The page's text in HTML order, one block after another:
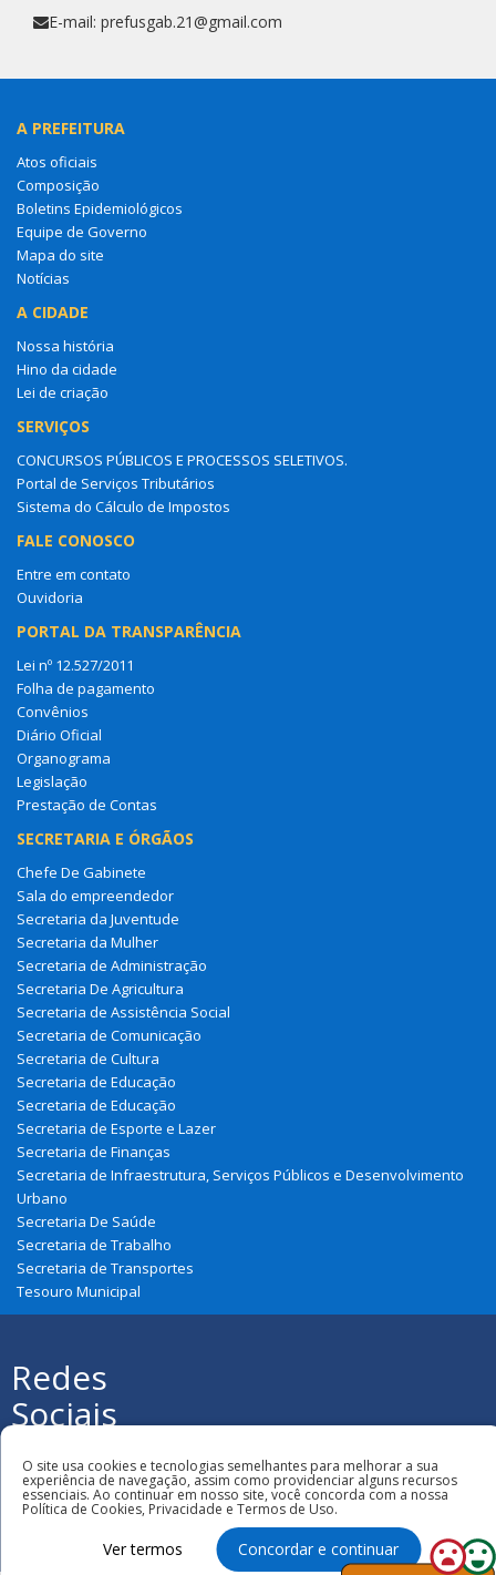
E-mail: prefusgab.21@gmail.com
A PREFEITURA
Atos oficiais
Composição
Boletins Epidemiológicos
Equipe de Governo
Mapa do site
Notícias
A CIDADE
Nossa história
Hino da cidade
Lei de criação
SERVIÇOS
CONCURSOS PÚBLICOS E PROCESSOS SELETIVOS.
Portal de Serviços Tributários
Sistema do Cálculo de Impostos
FALE CONOSCO
Entre em contato
Ouvidoria
PORTAL DA TRANSPARÊNCIA
Lei nº 12.527/2011
Folha de pagamento
Convênios
Diário Oficial
Organograma
Legislação
Prestação de Contas
SECRETARIA E ÓRGÃOS
Chefe De Gabinete
Sala do empreendedor
Secretaria da Juventude
Secretaria da Mulher
Secretaria de Administração
Secretaria De Agricultura
Secretaria de Assistência Social
Secretaria de Comunicação
Secretaria de Cultura
Secretaria de Educação
Secretaria de Educação
Secretaria de Esporte e Lazer
Secretaria de Finanças
Secretaria de Infraestrutura, Serviços Públicos e Desenvolvimento
Urbano
Secretaria De Saúde
Secretaria de Trabalho
Secretaria de Transportes
Tesouro Municipal
Redes
Sociais
O site usa cookies e tecnologias semelhantes para melhorar a sua
experiência de navegação, assim como providenciar alguns recursos
essenciais. Ao continuar em nosso site, você concorda com a nossa
Política de Cookies, Privacidade e Termos de Uso.
Ver termos Concordar e continuar